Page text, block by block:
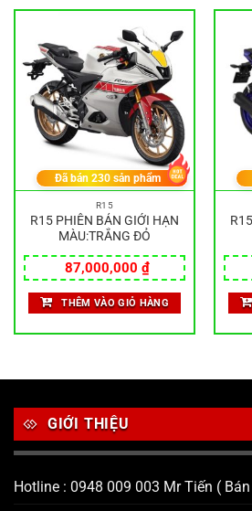
R15
R15 PHIÊN BẢN GIỚI HẠN
MÀU:TRẮNG ĐỎ
87,000,000 ₫
Đã bán230 sản phẩm
THÊM VÀO GIỎ HÀNG
GIỚI THIỆU
Hotline : 0948 009 003 Mr Tiến (